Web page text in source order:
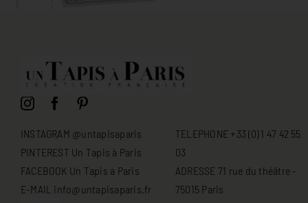
INSTAGRAM @untapisaparis
PINTEREST Un Tapis à Paris
FACEBOOK Un Tapis à Paris
E-MAIL info@untapisaparis.fr
TELEPHONE +33 (0) 1 47 42 55
03
ADRESSE 71 rue du théâtre -
75015 Paris